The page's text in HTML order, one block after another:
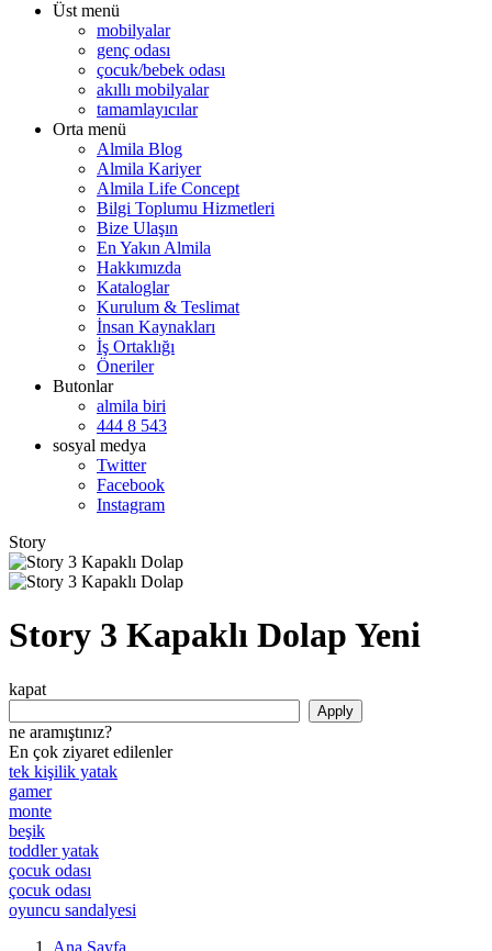
Üst menü
mobilyalar
genç odası
çocuk/bebek odası
akıllı mobilyalar
tamamlayıcılar
Orta menü
Almila Blog
Almila Kariyer
Almila Life Concept
Bilgi Toplumu Hizmetleri
Bize Ulaşın
En Yakın Almila
Hakkımızda
Kataloglar
Kurulum & Teslimat
İnsan Kaynakları
İş Ortaklığı
Öneriler
Butonlar
almila biri
444 8 543
sosyal medya
Twitter
Facebook
Instagram
Story
Story 3 Kapaklı Dolap Yeni
kapat
ne aramıştınız?
En çok ziyaret edilenler
tek kişilik yatak
gamer
monte
beşik
toddler yatak
çocuk odası
çocuk odası
oyuncu sandalyesi
Ana Sayfa